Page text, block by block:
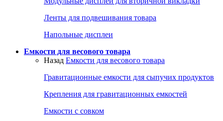
Ленты для подвешивания товара
Напольные дисплеи
Емкости для весового товара
Назад Емкости для весового товара
Гравитационные емкости для сыпучих продуктов
Крепления для гравитационных емкостей
Емкости с совком